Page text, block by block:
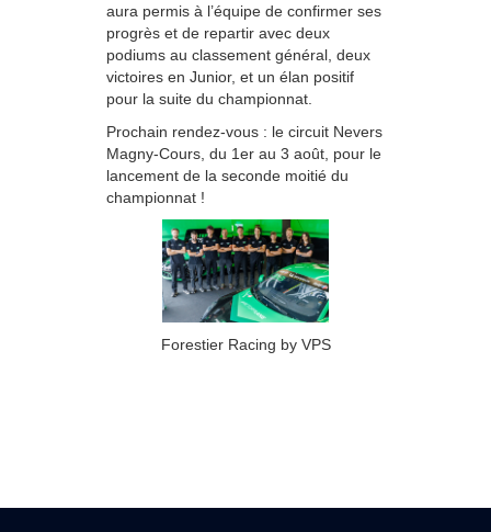
aura permis à l’équipe de confirmer ses
progrès et de repartir avec deux
podiums au classement général, deux
victoires en Junior, et un élan positif
pour la suite du championnat.
Prochain rendez-vous : le circuit Nevers
Magny-Cours, du 1er au 3 août, pour le
lancement de la seconde moitié du
championnat !
Forestier Racing by VPS